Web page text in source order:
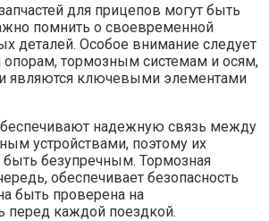
для прицепов могут быть
помнить о своевременной
деталей. Особое внимание следует
тормозным системам и осям,
являются ключевыми элементами
надежную связь между
устройствами, поэтому их
безупречным. Тормозная
обеспечивает безопасность
быть проверена на
перед каждой поездкой.